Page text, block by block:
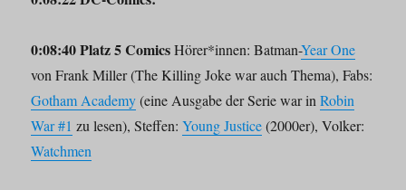
0:08:40 Platz 5 ComicsHörer*innen: Batman-Year One
von Frank Miller (The Killing Joke war auch Thema), Fabs:
Gotham Academy(eine Ausgabe der Serie war inRobin
War #1 zu lesen), Steffen:Young Justice(2000er), Volker:
Watchmen